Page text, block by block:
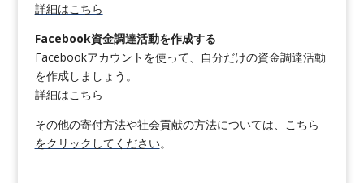
詳細はこちら
Facebook資金調達活動を作成する
Facebookアカウントを使って、自分だけの資金調達活動
を作成しましょう。
詳細はこちら
その他の寄付方法や社会貢献の方法については、 こちら
をクリックしてください。